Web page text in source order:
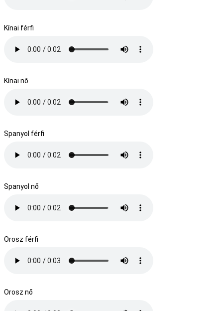
Kínai férfi
Kínai nő
Spanyol férfi
Spanyol nő
Orosz férfi
Orosz nő